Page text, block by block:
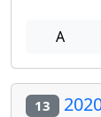
A
13